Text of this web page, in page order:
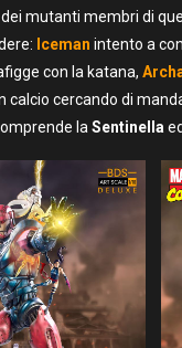
mutanti membri di
Iceman intento a
con la katana,
calcio cercando di
laSentinella